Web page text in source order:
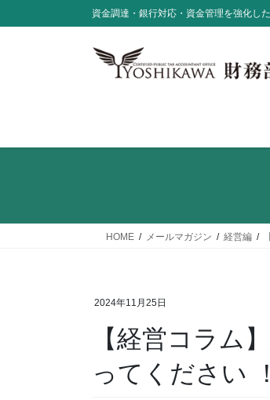
ン
ビ
資金調達・銀行対応・資金管理を強化し
HOME メールマガジン 経営編
2024年11月25日
【経営コラム
ってください ！